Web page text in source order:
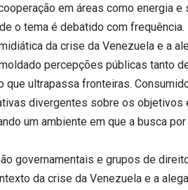
em áreas como energia
o tema é debatido com frequência.
da crise da Venezuela e a
percepções públicas tanto
que ultrapassa fronteiras.
divergentes sobre os
um ambiente em que a busca
governamentais e grupos de
da crise da Venezuela e a